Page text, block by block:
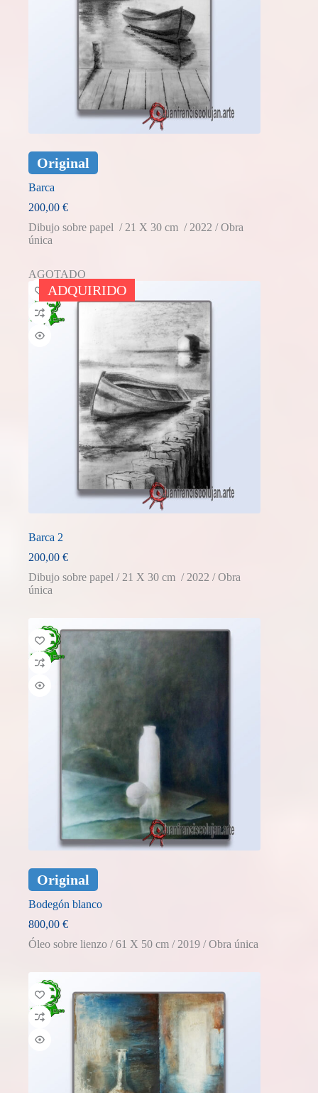
Original
Barca
200,00 €
Dibujo sobre papel / 21 X 30 cm / 2022 / Obra
única
ADQUIRIDO
AGOTADO
Barca 2
200,00 €
Dibujo sobre papel / 21 X 30 cm / 2022 / Obra
única
Original
Bodegón blanco
800,00 €
Óleo sobre lienzo / 61 X 50 cm / 2019 / Obra única